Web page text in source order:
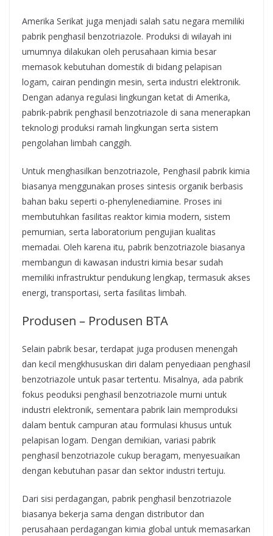
Amerika Serikat juga menjadi salah satu negara memiliki
pabrik penghasil benzotriazole. Produksi di wilayah ini
umumnya dilakukan oleh perusahaan kimia besar
memasok kebutuhan domestik di bidang pelapisan
logam, cairan pendingin mesin, serta industri elektronik.
Dengan adanya regulasi lingkungan ketat di Amerika,
pabrik-pabrik penghasil benzotriazole di sana menerapkan
teknologi produksi ramah lingkungan serta sistem
pengolahan limbah canggih.
Untuk menghasilkan benzotriazole, Penghasil pabrik kimia
biasanya menggunakan proses sintesis organik berbasis
bahan baku seperti o-phenylenediamine. Proses ini
membutuhkan fasilitas reaktor kimia modern, sistem
pemurnian, serta laboratorium pengujian kualitas
memadai. Oleh karena itu, pabrik benzotriazole biasanya
membangun di kawasan industri kimia besar sudah
memiliki infrastruktur pendukung lengkap, termasuk akses
energi, transportasi, serta fasilitas limbah.
Produsen – Produsen BTA
Selain pabrik besar, terdapat juga produsen menengah
dan kecil mengkhususkan diri dalam penyediaan penghasil
benzotriazole untuk pasar tertentu. Misalnya, ada pabrik
fokus peoduksi penghasil benzotriazole murni untuk
industri elektronik, sementara pabrik lain memproduksi
dalam bentuk campuran atau formulasi khusus untuk
pelapisan logam. Dengan demikian, variasi pabrik
penghasil benzotriazole cukup beragam, menyesuaikan
dengan kebutuhan pasar dan sektor industri tertuju.
Dari sisi perdagangan, pabrik penghasil benzotriazole
biasanya bekerja sama dengan distributor dan
perusahaan perdagangan kimia global untuk memasarkan